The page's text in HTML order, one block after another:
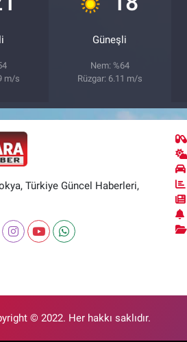
m/s
Güneşli
Nem: %64
Rüzgar: 6.11 m/s
Türkiye Güncel Haberleri,
© 2022. Her hakkı saklıdır.